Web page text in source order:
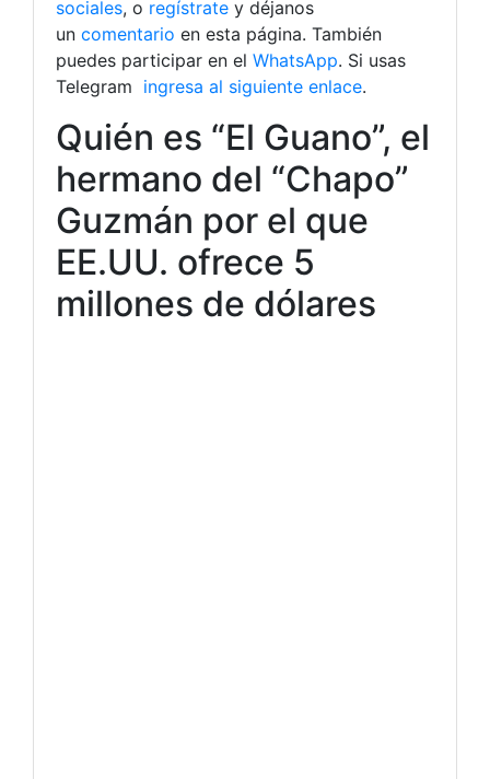
sociales, o regístrate y déjanos
un comentario en esta página. También
puedes participar en el WhatsApp. Si usas
Telegram ingresa al siguiente enlace.
Quién es “El Guano”, el
hermano del “Chapo”
Guzmán por el que
EE.UU. ofrece 5
millones de dólares